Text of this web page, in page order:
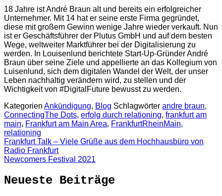
18 Jahre ist André Braun alt und bereits ein erfolgreicher
Unternehmer. Mit 14 hat er seine erste Firma gegründet,
diese mit großem Gewinn wenige Jahre wieder verkauft. Nun
ist er Geschäftsführer der Plutus GmbH und auf dem besten
Wege, weltweiter Marktführer bei der Digitalisierung zu
werden. In Louisenlund berichtete Start-Up-Gründer André
Braun über seine Ziele und appellierte an das Kollegium von
Luisenlund, sich dem digitalen Wandel der Welt, der unser
Leben nachhaltig verändern wird, zu stellen und der
Wichtigkeit von #DigitalFuture bewusst zu werden.
Kategorien Ankündigung, Blog Schlagwörter andre braun,
ConnectingThe Dots, erfolg durch relationing, frankfurt am
main, Frankfurt am Main Area, FrankfurtRheinMain,
relationing
Frankfurt Talk – Viele Grüße aus dem Hochhausbüro von
Radio Frankfurt
Newcomers Festival 2021
Neueste Beiträge